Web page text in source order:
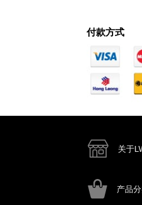
付款方式
关于
产品